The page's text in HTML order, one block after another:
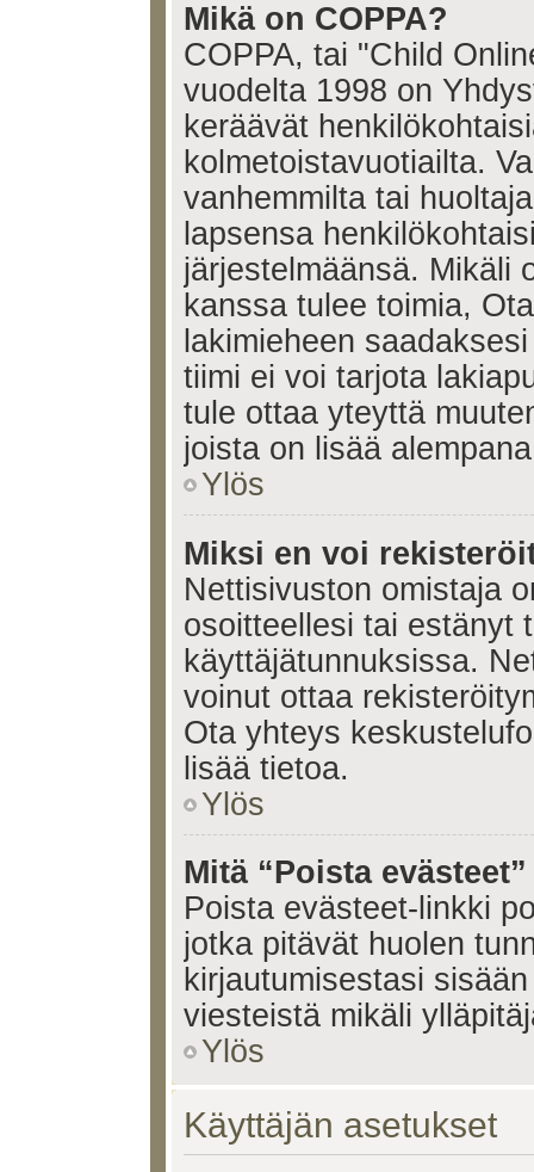
Mikä on COPPA?
COPPA, tai "Child
vuodelta 1998 on
keräävät
kolmetoistavuotiailta.
vanhemmilta tai
lapsensa
järjestelmäänsä. Mikäli
kanssa tulee toimia,
lakimieheen
tiimi ei voi tarjota
tule ottaa yteyttä
joista on lisää
Ylös
Miksi en voi
Nettisivuston omistaja
osoitteellesi tai estänyt
käyttäjätunnuksissa.
voinut ottaa
Ota yhteys
lisää tietoa.
Ylös
Mitä “Poista
Poista evästeet-linkki
jotka pitävät huolen
kirjautumisestasi
viesteistä mikäli
Ylös
Käyttäjän asetukset